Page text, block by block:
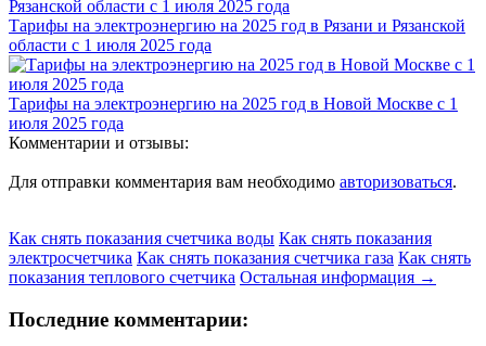
Тарифы на электроэнергию на 2025 год в Рязани и Рязанской
области с 1 июля 2025 года
Тарифы на электроэнергию на 2025 год в Новой Москве с 1
июля 2025 года
Комментарии и отзывы:
Для отправки комментария вам необходимо авторизоваться.
Как снять показания счетчика воды Как снять показания
электросчетчика Как снять показания счетчика газа Как снять
показания теплового счетчика Остальная информация →
Последние комментарии: